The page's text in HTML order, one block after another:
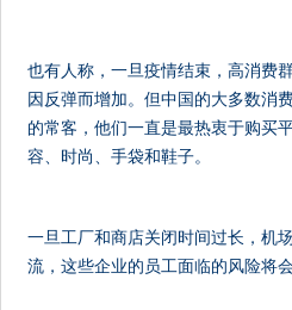
也有人称，一旦疫情结束，高消费
因反弹而增加。但中国的大多数消
的常客，他们一直是最热衷于购买
容、时尚、手袋和鞋子。
一旦工厂和商店关闭时间过长，机
流，这些企业的员工面临的风险将会